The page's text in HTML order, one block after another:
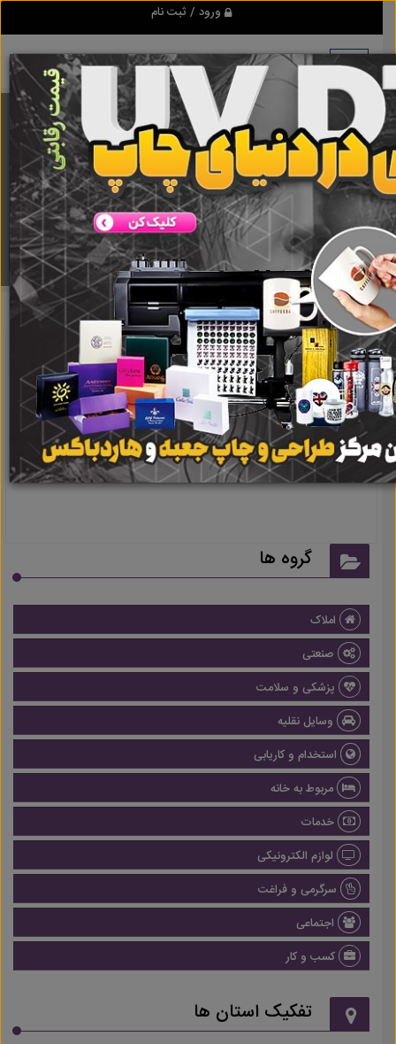
ورود / ثبت نام
برنامه اندروید ابزاریراق
مرجع نیازمندیهای ابزار و یراق آلات عمومی و صنعتی
دانلود
نتیجه ای یافت نشد
گروه ها
املاک
صنعتی
پزشکی و سلامت
وسایل نقلیه
استخدام و کاریابی
مربوط به خانه
خدمات
لوازم الکترونیکی
سرگرمی و فراغت
اجتماعی
کسب و کار
تفکیک استان ها